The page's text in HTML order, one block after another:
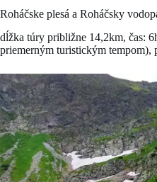
Roháčske plesá a Roháčsky
dĺžka túry približne 14,2km, čas:
priemerným turistickým tempom),